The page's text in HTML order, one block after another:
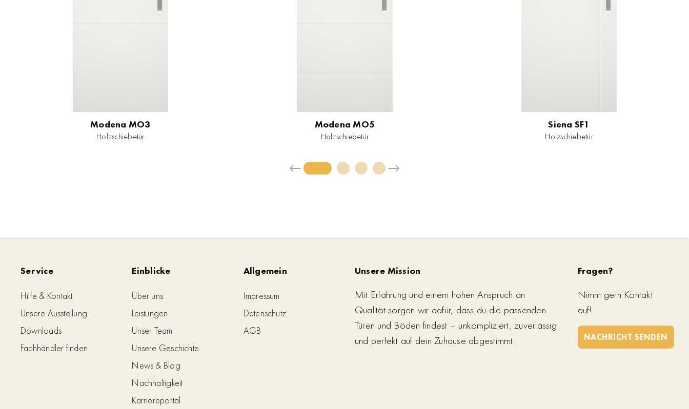
Modena MO3
Holzschiebetür
Modena MO5
Holzschiebetür
Siena SF1
Holzschiebetür
Service
Hilfe & Kontakt
Unsere Ausstellung
Downloads
Fachhändler finden
Einblicke
Über uns
Leistungen
Unser Team
Unsere Geschichte
News & Blog
Nachhaltigkeit
Karriereportal
Allgemein
Impressum
Datenschutz
AGB
Unsere Mission
Mit Erfahrung und einem hohen Anspruch an
Qualität sorgen wir dafür, dass du die passenden
Türen und Böden findest – unkompliziert, zuverlässig
und perfekt auf dein Zuhause abgestimmt.
Fragen?
Nimm gern Kontakt
auf!
NACHRICHT SENDEN